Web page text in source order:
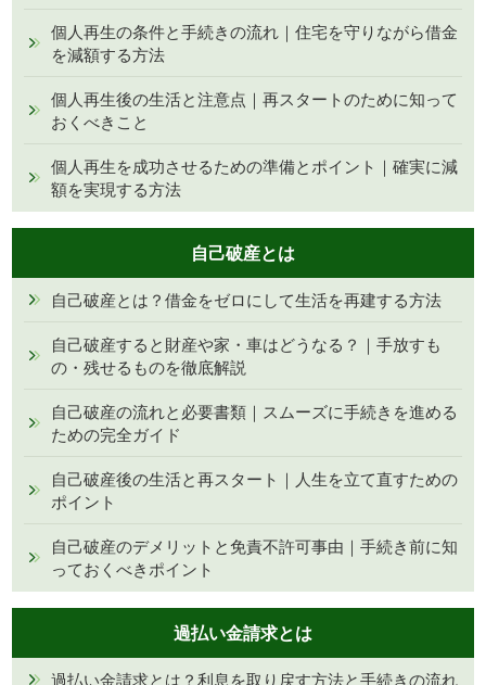
個人再生の条件と手続きの流れ｜住宅を守りながら借金
を減額する方法
個人再生後の生活と注意点｜再スタートのために知って
おくべきこと
個人再生を成功させるための準備とポイント｜確実に減
額を実現する方法
自己破産とは
自己破産とは？借金をゼロにして生活を再建する方法
自己破産すると財産や家・車はどうなる？｜手放すも
の・残せるものを徹底解説
自己破産の流れと必要書類｜スムーズに手続きを進める
ための完全ガイド
自己破産後の生活と再スタート｜人生を立て直すための
ポイント
自己破産のデメリットと免責不許可事由｜手続き前に知
っておくべきポイント
過払い金請求とは
過払い金請求とは？利息を取り戻す方法と手続きの流れ